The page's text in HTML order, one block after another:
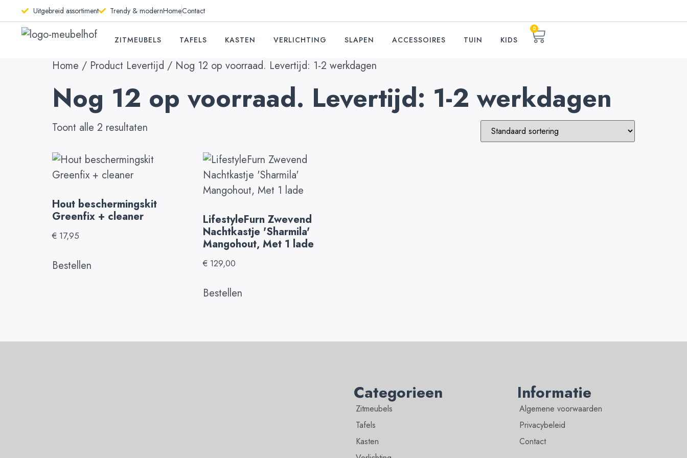
Uitgebreid assortiment Trendy & modernHomeContact
ZITMEUBELS TAFELS KASTEN VERLICHTING SLAPEN ACCESSOIRES TUIN KIDS
0
Home / Product Levertijd / Nog 12 op voorraad. Levertijd: 1-2 werkdagen
Nog 12 op voorraad. Levertijd: 1-2 werkdagen
Toont alle 2 resultaten
Hout beschermingskit
Greenfix + cleaner
€ 17,95
Bestellen
LifestyleFurn Zwevend
Nachtkastje 'Sharmila'
Mangohout, Met 1 lade
€129,00
Bestellen
Categorieen
Zitmeubels
Tafels
Kasten
Informatie
Algemene voorwaarden
Privacybeleid
Contact